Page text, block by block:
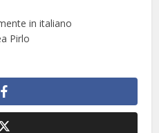
in italiano
Pirlo